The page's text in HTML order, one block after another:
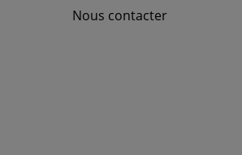
Nous contacter